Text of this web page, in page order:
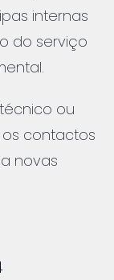
internas
do serviço
ou
os contactos
novas